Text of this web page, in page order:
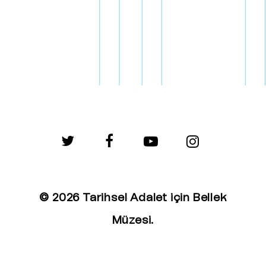
facebook
© 2026 Tarihsel Adalet için Bellek
Müzesi.